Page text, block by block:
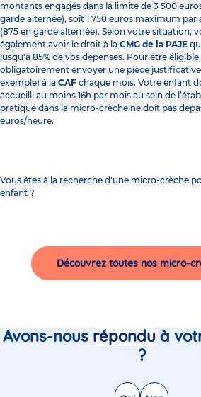
montants engagés dans la limite de 3 500
garde alternée), soit 1 750 euros maximum par
(875 en garde alternée). Selon votre situation,
également avoir le droit à la CMG de la PAJE
jusqu'à 85% de vos dépenses. Pour être
obligatoirement envoyer une pièce
exemple) à la CAF chaque mois. Votre enfant
accueilli au moins 16h par mois au sein de
pratiqué dans la micro-crèche ne doit pas
euros/heure.
Vous êtes à la recherche d'une micro-crèche
enfant ?
Découvrez toutes nos micro-
Avons-nous réponduà
?